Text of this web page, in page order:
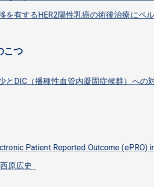
を有するHER2陽性乳癌の術後治療にペ
こつ
とDIC（播種性血管内凝固症候群）への
Patient Reported Outcome
原広史